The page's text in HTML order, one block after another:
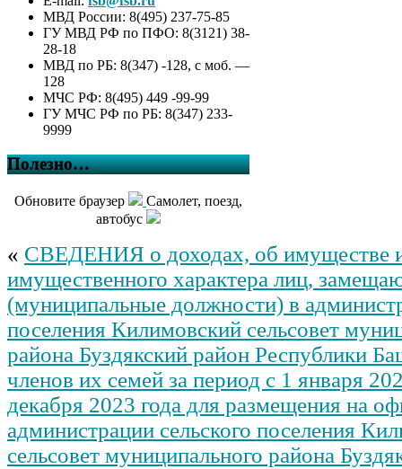
МВД России: 8(495) 237-75-85
ГУ МВД РФ по ПФО: 8(3121) 38-
28-18
МВД по РБ: 8(347) -128, с моб. —
128
МЧС РФ: 8(495) 449 -99-99
ГУ МЧС РФ по РБ: 8(347) 233-
9999
Полезно…
Обновите браузер
Самолет, поезд,
автобус
« СВЕДЕНИЯ о доходах, об имуществе и
имущественного характера лиц,
(муниципальные должности) в
поселения Килимовский сельсовет
района Буздякский район Республики
членов их семей за период с 1 января
декабря 2023 года для размещения на
администрации сельского поселения
сельсовет муниципального района